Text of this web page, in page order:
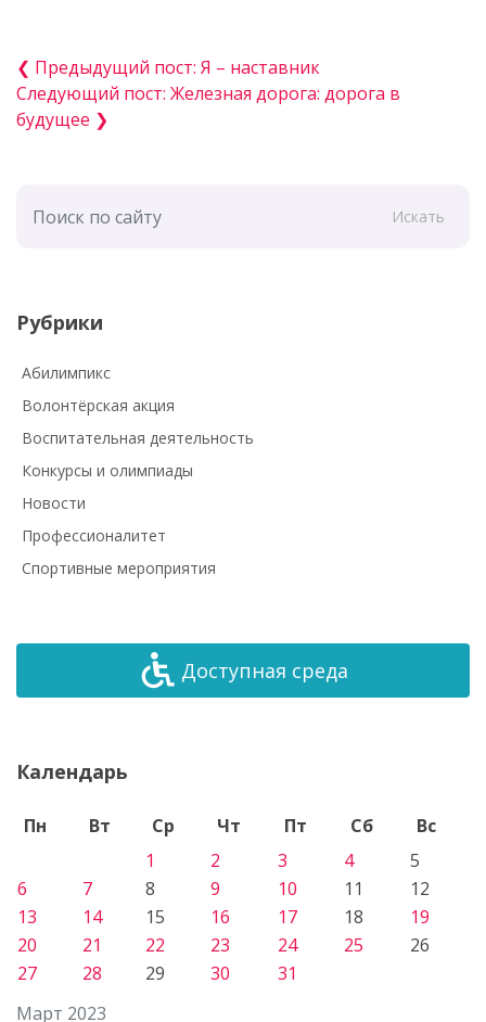
❮ Предыдущий пост: Я – наставник
Следующий пост: Железная дорога: дорога в
будущее ❯
Искать
Рубрики
Абилимпикс
Волонтёрская акция
Воспитательная деятельность
Конкурсы и олимпиады
Новости
Профессионалитет
Спортивные мероприятия
Доступная среда
Календарь
Март 2023
Пн Вт Ср Чт Пт Сб
Вс
1
2 3 4
5
6
7 8 9 10 11
12
13
14 15 16 17 18
19
20
21 22 23 24 25
26
27
28 29 30 31